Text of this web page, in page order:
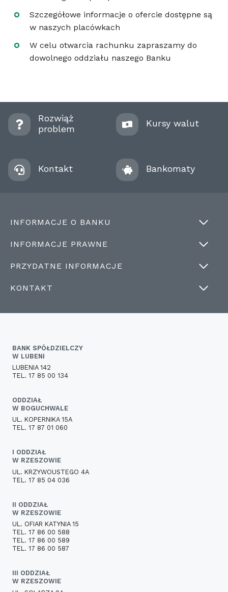
Szczegółowe informacje o ofercie dostępne są
w naszych placówkach
W celu otwarcia rachunku zapraszamy do
dowolnego oddziału naszego Banku
Rozwiąż
problem
Kursy walut
Kontakt Bankomaty
INFORMACJE O BANKU
INFORMACJE PRAWNE
PRZYDATNE INFORMACJE
KONTAKT
BANK SPÓŁDZIELCZY
W LUBENI
LUBENIA 142
TEL. 17 85 00 134
ODDZIAŁ
W BOGUCHWALE
UL. KOPERNIKA 15A
TEL. 17 87 01 060
I ODDZIAŁ
W RZESZOWIE
UL. KRZYWOUSTEGO 4A
TEL. 17 85 04 036
II ODDZIAŁ
W RZESZOWIE
UL. OFIAR KATYNIA 15
TEL. 17 86 00 588
TEL. 17 86 00 589
TEL. 17 86 00 587
III ODDZIAŁ
W RZESZOWIE